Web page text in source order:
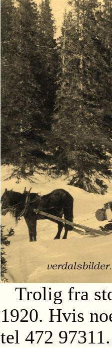
Trolig fra
1920. Hvis
tel 472